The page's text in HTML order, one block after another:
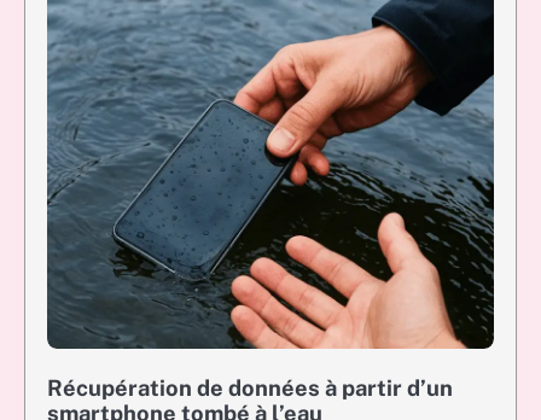
Récupération de données à partir d’un
smartphone tombé à l’eau